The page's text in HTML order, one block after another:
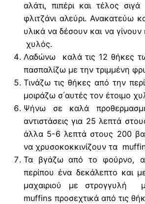
αλάτι, πιπέρι και τέλος
φλιτζάνι αλεύρι. Ανακατεύω
υλικά να δέσουν και να
χυλός.
Λαδώνω καλά τις 12 θήκες
πασπαλίζω με την τριμμένη
Τινάζω τις θήκες από την
μοιράζω σ΄αυτές τον έτοιμο
Ψήνω σε καλά
αντιστάσεις για 25 λεπτά
άλλα 5-6 λεπτά στους 200
να χρυσοκοκκινίζουν τα
Τα βγάζω από το φούρνο,
περίπου ένα δεκάλεπτο και
μαχαιριού με στρογγυλή
muffins προσεχτικά από τις